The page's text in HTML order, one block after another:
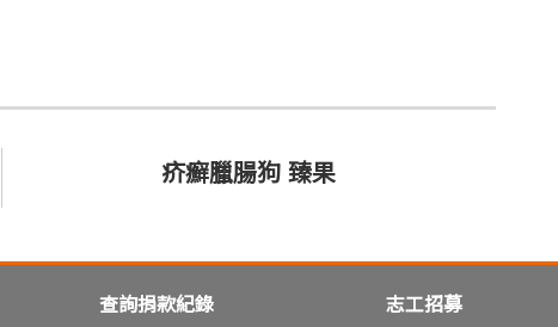
疥癬臘腸狗 臻果
查詢捐款紀錄 志工招募